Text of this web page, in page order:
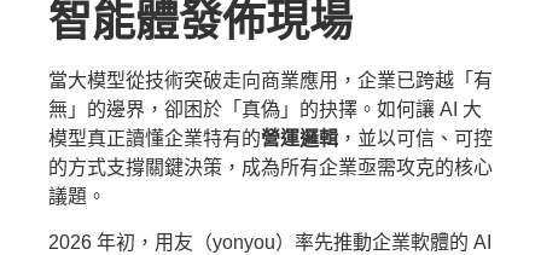
智能體發佈現場
當大模型從技術突破走向商業應用，企業已跨越「有
無」的邊界，卻困於「真偽」的抉擇。如何讓 AI 大
模型真正讀懂企業特有的營運邏輯 ，並以可信、可控
的方式支撐關鍵決策，成為所有企業亟需攻克的核心
議題。
2026 年初，用友（yonyou）率先推動企業軟體的 AI